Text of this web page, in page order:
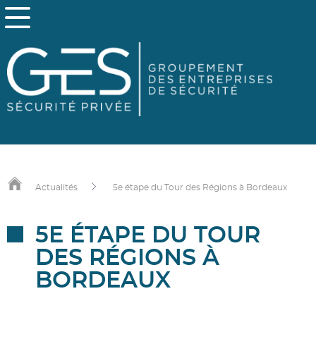
Actualités 5e étape du Tour des Régions à Bordeaux
5E ÉTAPE DU TOUR
DES RÉGIONS À
BORDEAUX